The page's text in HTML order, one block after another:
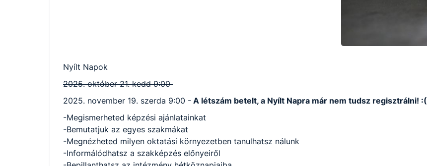
Nyílt Napok
2025. október 21. kedd 9:00
2025. november 19. szerda 9:00 - A létszám betelt, a Nyílt Napra már nem tudsz regisztrálni! :(
-Megismerheted képzési ajánlatainkat
-Bemutatjuk az egyes szakmákat
-Megnézheted milyen oktatási környezetben tanulhatsz nálunk
-Informálódhatsz a szakképzés előnyeiről